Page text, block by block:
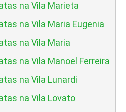
na Vila Marieta
na Vila Maria Eugenia
na Vila Maria
na Vila Manoel Ferreira
na Vila Lunardi
na Vila Lovato